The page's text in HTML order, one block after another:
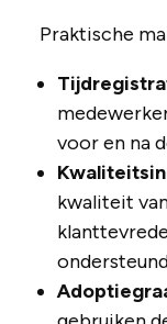
Praktische
voor en na
kwaliteit